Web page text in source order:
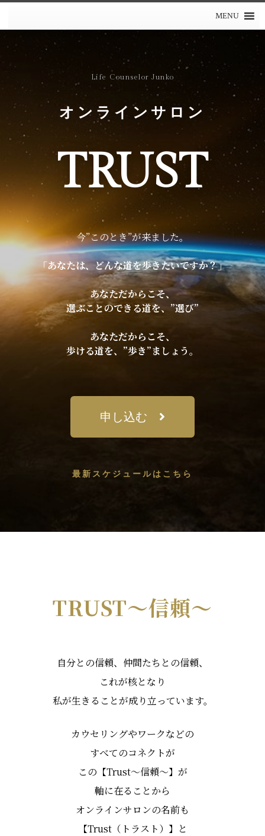
MENU
THE ANSWER IS IN
YOU
ライフカウンセラー阿部純子オフィシャルホームページ
Life Counselor Junko
オンラインサロン
TRUST
今”このとき”が来ました。
「あなたは、どんな道を歩きたいですか？」
あなただからこそ、
選ぶことのできる道を、”選び”
あなただからこそ、
歩ける道を、”歩き”ましょう。
申し込む
最新スケジュールはこちら
TRUST〜信頼〜
自分との信頼、仲間たちとの信頼、
これが核となり
私が生きることが成り立っています。
カウセリングやワークなどの
すべてのコネクトが
この【Trust～信頼～】が
軸に在ることから
オンラインサロンの名前も
【Trust（トラスト）】と